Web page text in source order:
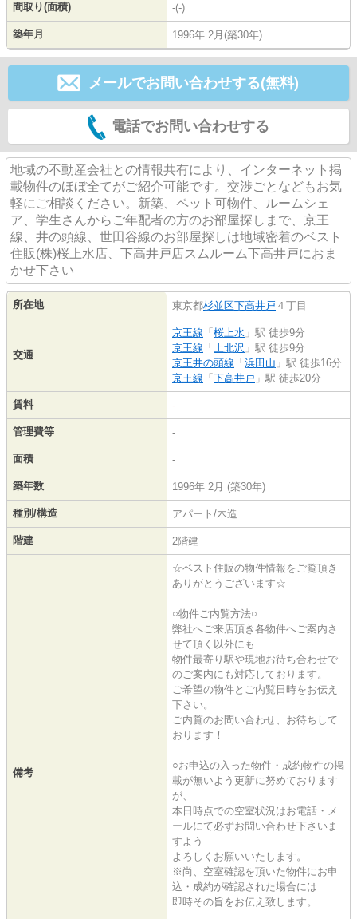
間取り(面積) -(-)
築年月 1996年 2月(築30年)
メールでお問い合わせする(無料)
電話でお問い合わせする
地域の不動産会社との情報共有により、インターネット掲
載物件のほぼ全てがご紹介可能です。交渉ごとなどもお気
軽にご相談ください。新築、ペット可物件、ルームシェ
ア、学生さんからご年配者の方のお部屋探しまで、京王
線、井の頭線、世田谷線のお部屋探しは地域密着のベスト
住販(株)桜上水店、下高井戸店スムルーム下高井戸におま
かせ下さい
所在地 東京都杉並区下高井戸 ４丁目
交通
京王線 「 桜上水 」駅 徒歩9分
京王線 「 上北沢 」駅 徒歩9分
京王井の頭線 「 浜田山 」駅 徒歩16分
京王線 「 下高井戸 」駅 徒歩20分
賃料 -
管理費等 -
面積 -
築年数 1996年 2月 (築30年)
種別/構造 アパート/木造
階建 2階建
備考
☆ベスト住販の物件情報をご覧頂き
ありがとうございます☆
○物件ご内覧方法○
弊社へご来店頂き各物件へご案内さ
せて頂く以外にも
物件最寄り駅や現地お待ち合わせで
のご案内にも対応しております。
ご希望の物件とご内覧日時をお伝え
下さい。
ご内覧のお問い合わせ、お待ちして
おります！
○お申込の入った物件・成約物件の掲
載が無いよう更新に努めております
が、
本日時点での空室状況はお電話・メ
ールにて必ずお問い合わせ下さいま
すよう
よろしくお願いいたします。
※尚、空室確認を頂いた物件にお申
込・成約が確認された場合には
即時その旨をお伝え致します。